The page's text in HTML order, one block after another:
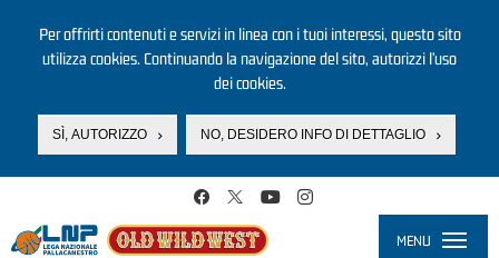
Per offrirti contenuti e servizi in linea con i tuoi interessi, questo sito
utilizza cookies. Continuando la navigazione del sito, autorizzi l’uso
dei cookies.
SÌ, AUTORIZZO NO, DESIDERO INFO DI DETTAGLIO
MENU